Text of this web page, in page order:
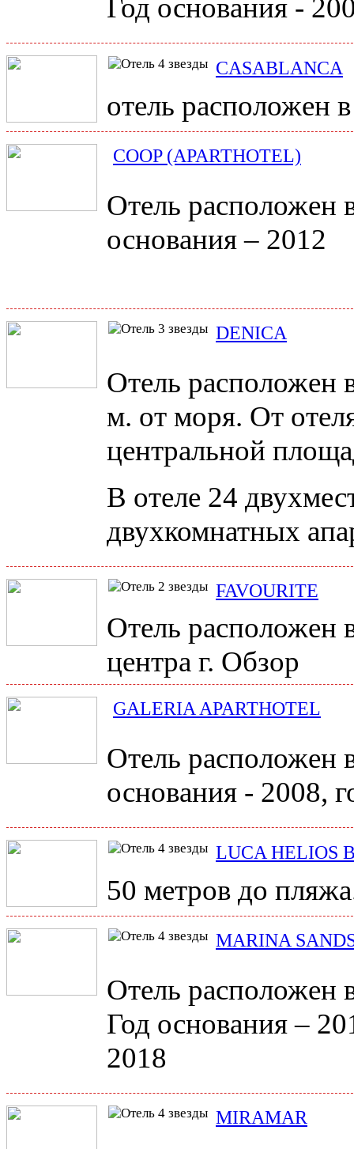
Год основания -
CASABLANCA
отель расположен
COOP (APARTHOTEL)
Отель расположен
основания – 2012
DENICA
Отель расположен
м. от моря. От
центральной
В отеле 24
двухкомнатных
FAVOURITE
Отель
центра г. Обзор
GALERIA APARTHOTEL
Отель расположен
основания - 2008,
LUCA HELIOS
50 метров до
MARINA
Отель расположен
Год основания –
2018
MIRAMAR